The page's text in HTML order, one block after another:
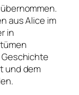
ausAlice im
in
Geschichte
und dem